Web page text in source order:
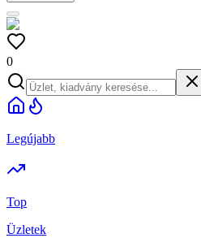
0
Legújabb
Top
Üzletek